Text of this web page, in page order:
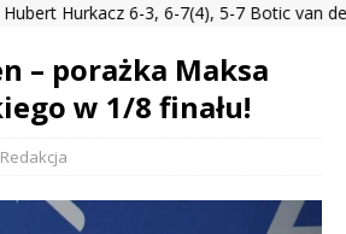
6-3, 6-7(4), 5-7 Botic van de
– porażka Maksa
w 1/8 finału!
Redakcja